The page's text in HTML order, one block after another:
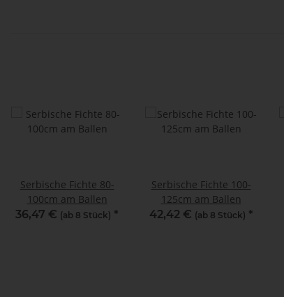
Serbische Fichte 80-
100cm am Ballen
36,47 € (ab 8 Stück) *
Serbische Fichte 100-
125cm am Ballen
42,42 € (ab 8 Stück) *